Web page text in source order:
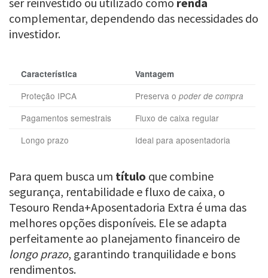
complementar, dependendo das necessidades do
investidor.
Característica Vantagem
Proteção IPCA Preserva o poder de compra
Pagamentos semestrais
Fluxo de caixa regular
Longo prazo
Ideal para aposentadoria
Para quem busca um título que combine
segurança, rentabilidade e fluxo de caixa, o
Tesouro Renda+Aposentadoria Extra é uma das
melhores opções disponíveis. Ele se adapta
perfeitamente ao planejamento financeiro de
longo prazo, garantindo tranquilidade e bons
rendimentos.